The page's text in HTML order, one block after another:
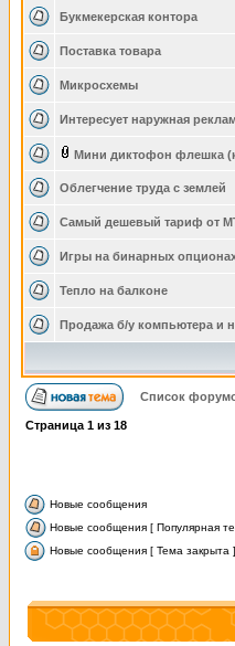
Букмекерская контора
Поставка товара
Микросхемы
Интересует наружная
Мини диктофон флешка
Облегчение труда с землей
Самый дешевый тариф от
Игры на бинарных
Тепло на балконе
Продажа б/у компьютера и
Список
Страница 1 из 18
Новые сообщения
Новые сообщения [ Популярная
Новые сообщения [ Тема закрыта ]